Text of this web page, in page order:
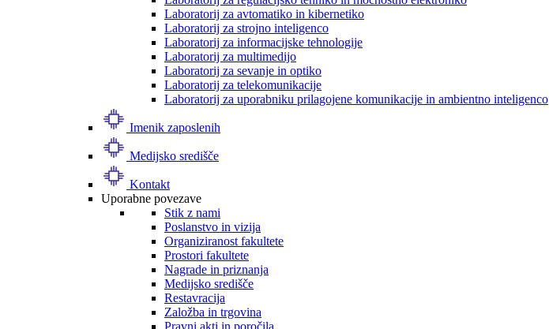
Laboratorij za avtomatiko in kibernetiko
Laboratorij za strojno inteligenco
Laboratorij za informacijske tehnologije
Laboratorij za multimedijo
Laboratorij za sevanje in optiko
Laboratorij za telekomunikacije
Laboratorij za uporabniku prilagojene komunikacije in ambientno inteligenco
Imenik zaposlenih
Medijsko središče
Kontakt
Uporabne povezave
Stik z nami
Poslanstvo in vizija
Organiziranost fakultete
Prostori fakultete
Nagrade in priznanja
Medijsko središče
Restavracija
Založba in trgovina
Pravni akti in poročila